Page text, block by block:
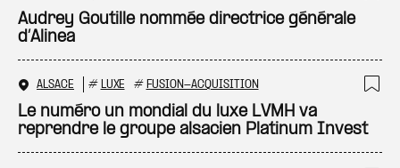
Audrey Goutille nommée directrice générale
d’Alinea
ALSACE # LUXE # FUSION-ACQUISITION
Le numéro un mondial du luxe LVMH va
reprendre le groupe alsacien Platinum Invest